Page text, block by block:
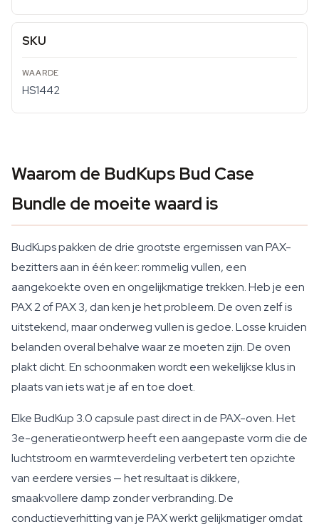
SKU
HS1442
Waarom de BudKups Bud Case
Bundle de moeite waard is
BudKups pakken de drie grootste ergernissen van PAX-
bezitters aan in één keer: rommelig vullen, een
aangekoekte oven en ongelijkmatige trekken. Heb je een
PAX 2 of PAX 3, dan ken je het probleem. De oven zelf is
uitstekend, maar onderweg vullen is gedoe. Losse kruiden
belanden overal behalve waar ze moeten zijn. De oven
plakt dicht. En schoonmaken wordt een wekelijkse klus in
plaats van iets wat je af en toe doet.
Elke BudKup 3.0 capsule past direct in de PAX-oven. Het
3e-generatieontwerp heeft een aangepaste vorm die de
luchtstroom en warmteverdeling verbetert ten opzichte
van eerdere versies — het resultaat is dikkere,
smaakvollere damp zonder verbranding. De
conductieverhitting van je PAX werkt gelijkmatiger omdat